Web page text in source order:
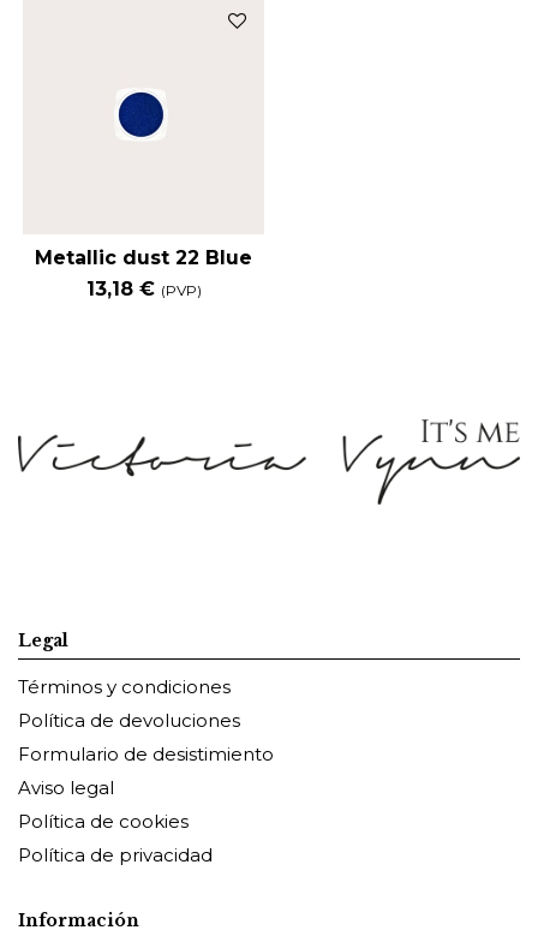
Metallic dust 22 Blue
13,18 € (PVP)
Legal
Términos y condiciones
Política de devoluciones
Formulario de desistimiento
Aviso legal
Política de cookies
Política de privacidad
Información